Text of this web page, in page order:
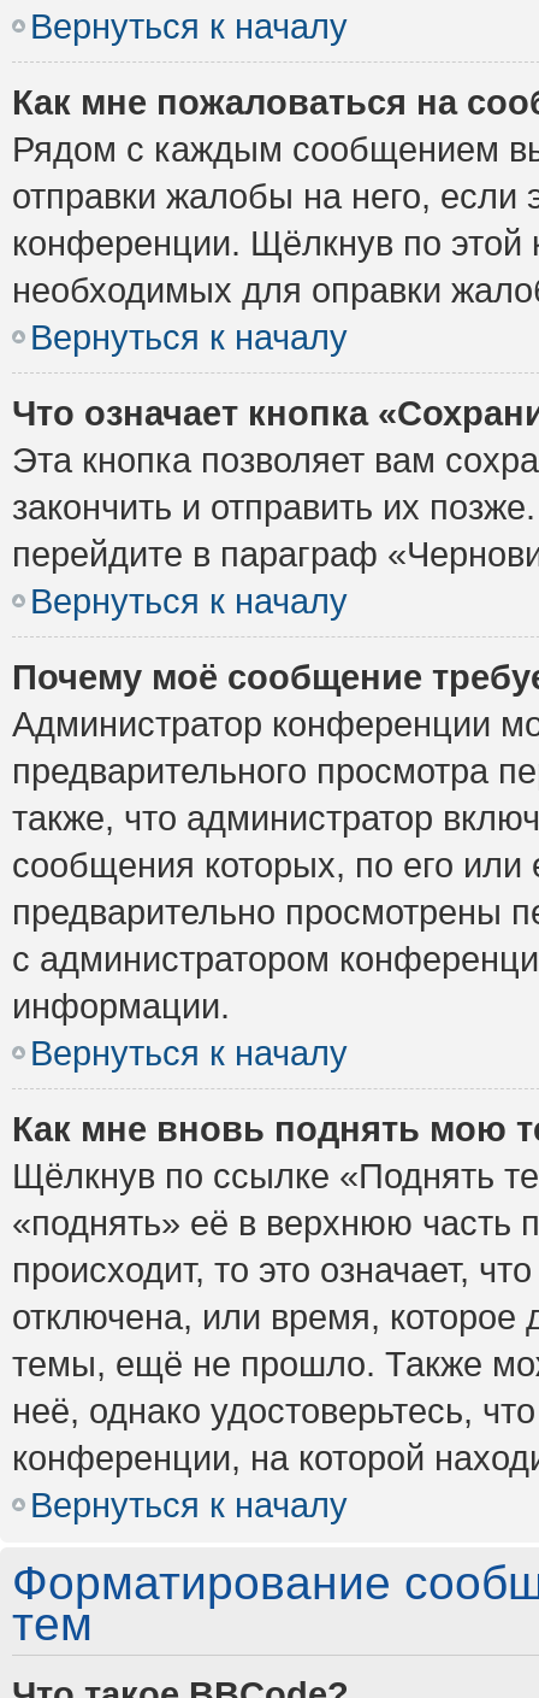
Вернуться к началу
Как мне пожаловаться на
Рядом с каждым сообщением
отправки жалобы на него,
конференции. Щёлкнув по этой
необходимых для оправки
Вернуться к началу
Что означает кнопка
Эта кнопка позволяет вам
закончить и отправить их
перейдите в параграф
Вернуться к началу
Почему моё сообщение
Администратор конференции
предварительного просмотра
также, что администратор
сообщения которых, по его
предварительно просмотрены
с администратором
информации.
Вернуться к началу
Как мне вновь поднять мою
Щёлкнув по ссылке «Поднять
«поднять» её в верхнюю часть
происходит, то это означает,
отключена, или время, которое
темы, ещё не прошло. Также
неё, однако удостоверьтесь,
конференции, на которой
Вернуться к началу
Форматирование
тем